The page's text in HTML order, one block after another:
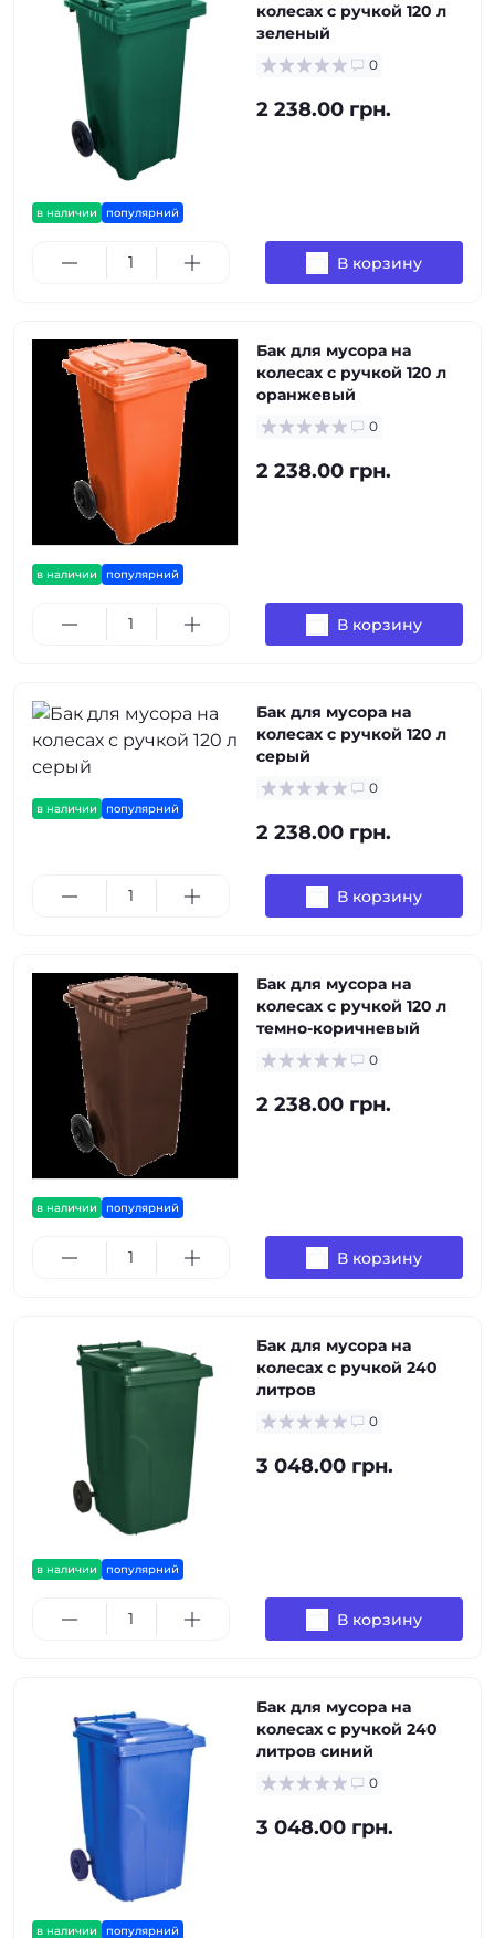
в наличии популярний
колесах с ручкой 120 л
зеленый
0
2 238.00 грн.
В корзину
в наличии популярний
Бак для мусора на
колесах с ручкой 120 л
оранжевый
0
2 238.00 грн.
В корзину
в наличии популярний
Бак для мусора на
колесах с ручкой 120 л
серый
0
2 238.00 грн.
В корзину
в наличии популярний
Бак для мусора на
колесах с ручкой 120 л
темно-коричневый
0
2 238.00 грн.
В корзину
в наличии популярний
Бак для мусора на
колесах с ручкой 240
литров
0
3 048.00 грн.
В корзину
в наличии популярний
Бак для мусора на
колесах с ручкой 240
литров синий
0
3 048.00 грн.